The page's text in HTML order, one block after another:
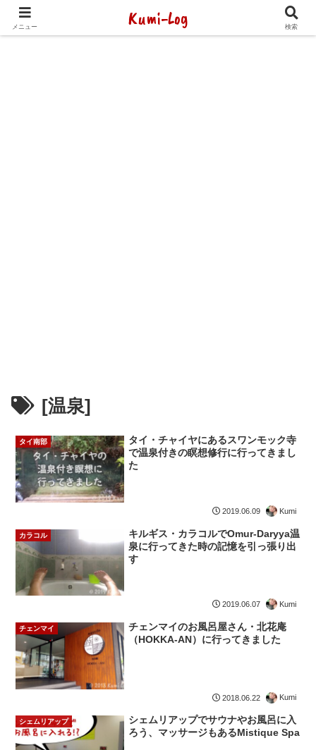
2014年1月から海外放浪（デジタルノマド）してます
[温泉]
タイ南部
タイ・チャイヤにあるスワンモック寺
で温泉付きの瞑想修行に行ってきまし
た
2019.06.09 Kumi
カラコル
キルギス・カラコルでOmur-Daryya温
泉に行ってきた時の記憶を引っ張り出
す
2019.06.07 Kumi
チェンマイ
チェンマイのお風呂屋さん・北花庵
（HOKKA-AN）に行ってきました
2018.06.22 Kumi
シェムリアップ
シェムリアップでサウナやお風呂に入
ろう、マッサージもあるMistique Spa
メニュー Kumi-Log 検索